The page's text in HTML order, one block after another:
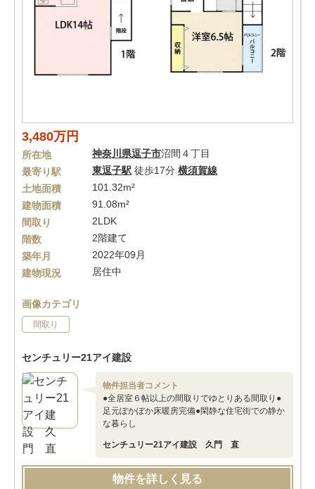
3,480万円
所在地 神奈川県逗子市沼間４丁目
最寄り駅
東逗子駅 徒歩17分 横須賀線
土地面積
101.32m²
建物面積
91.08m²
間取り
2LDK
階数
2階建て
築年月
2022年09月
建物現況
居住中
画像カテゴリ
間取り
センチュリー21アイ建設
物件担当者コメント
●全居室６帖以上の間取りでゆとりある間取り●
足元ぽかぽか床暖房完備●閑静な住宅街での静か
な暮らし
センチュリー21アイ建設 久門 直
物件を詳しく見る